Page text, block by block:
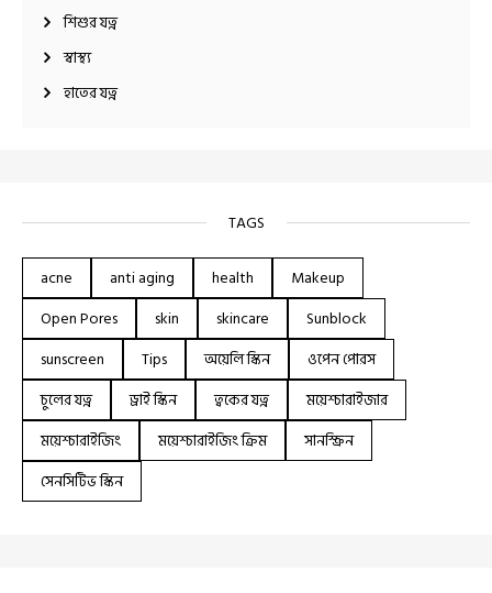
শিশুর যত্ন
স্বাস্থ্য
হাতের যত্ন
TAGS
acne anti aging health
Makeup
Open Pores
skin skincare
Sunblock
sunscreen
Tips অয়েলি স্কিন
ওপেন পোরস
চুলের যত্ন
ড্রাই স্কিন ত্বকের যত্ন
ময়েশ্চারাইজার
ময়েশ্চারাইজিং
ময়েশ্চারাইজিং ক্রিম
সানস্ক্রিন
সেনসিটিভ স্কিন